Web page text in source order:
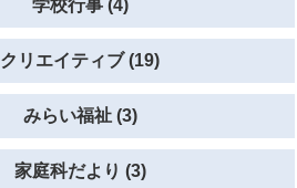
学校行事 (4)
クリエイティブ (19)
みらい福祉 (3)
家庭科だより (3)